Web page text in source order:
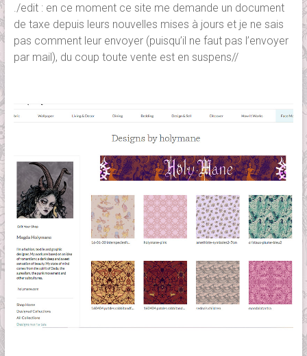
./edit : en ce moment ce site me demande un document
de taxe depuis leurs nouvelles mises à jours et je ne sais
pas comment leur envoyer (puisqu’il ne faut pas l’envoyer
par mail), du coup toute vente est en suspens//